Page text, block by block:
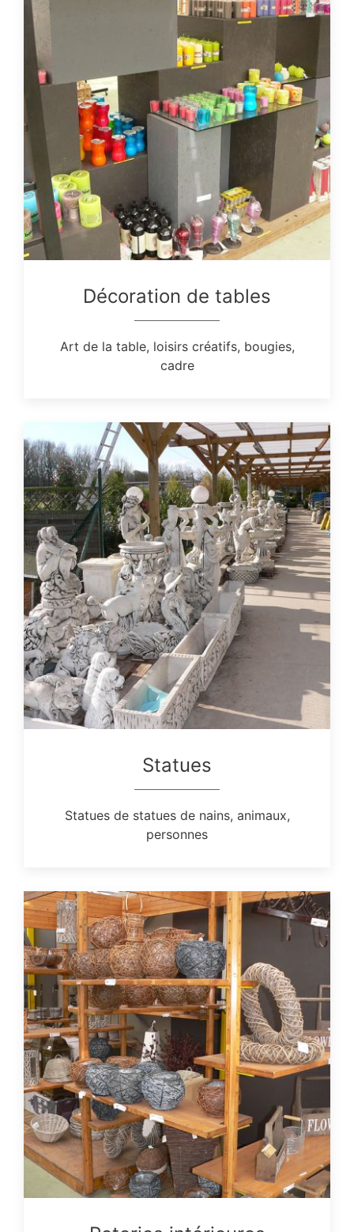
Décoration de tables
Art de la table, loisirs créatifs, bougies,
cadre
Statues
Statues de statues de nains, animaux,
personnes